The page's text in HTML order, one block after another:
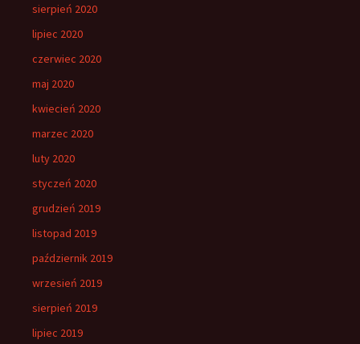
sierpień 2020
lipiec 2020
czerwiec 2020
maj 2020
kwiecień 2020
marzec 2020
luty 2020
styczeń 2020
grudzień 2019
listopad 2019
październik 2019
wrzesień 2019
sierpień 2019
lipiec 2019